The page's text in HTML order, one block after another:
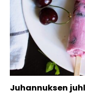
Juhannuksen